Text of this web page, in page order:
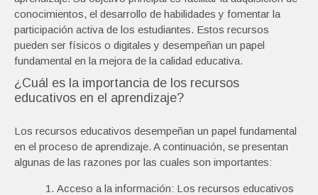
conocimientos, el desarrollo de habilidades y fomentar la
participación activa de los estudiantes. Estos recursos
pueden ser físicos o digitales y desempeñan un papel
fundamental en la mejora de la calidad educativa.
¿Cuál es la importancia de los recursos
educativos en el aprendizaje?
Los recursos educativos desempeñan un papel fundamental
en el proceso de aprendizaje. A continuación, se presentan
algunas de las razones por las cuales son importantes:
Acceso a la información: Los recursos educativos